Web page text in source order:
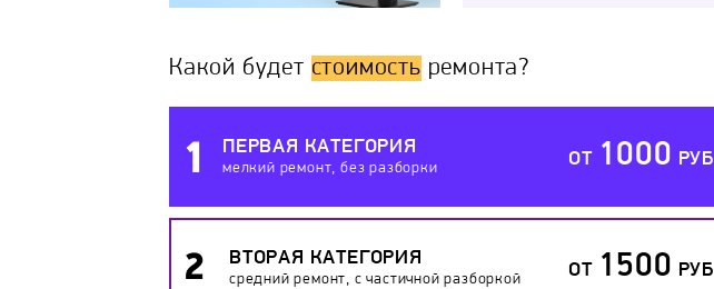
Какой будет стоимость ремонта?
ПЕРВАЯ КАТЕГОРИЯ
мелкий ремонт, без разборки ОТ 1000 РУБ
ВТОРАЯ КАТЕГОРИЯ
средний ремонт, с частичной разборкой ОТ 1500 РУБ